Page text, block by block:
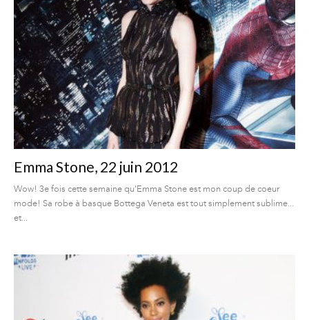
Emma Stone, 22 juin 2012
Wow! 3e fois cette semaine qu'Emma Stone est mon coup de coeur
mode! Sa robe à basque Bottega Veneta est tout simplement sublime...
et...